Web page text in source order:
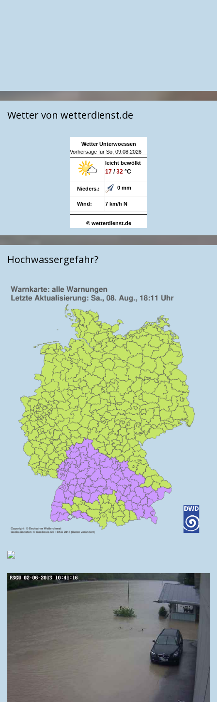
Wetter von wetterdienst.de
Wetter Unterwoessen
Vorhersage für So, 09.08.2026
leicht bewölkt
17 /32 °C
Nieders.: 0 mm
Wind: 7 km/h N
© wetterdienst.de
Hochwassergefahr?